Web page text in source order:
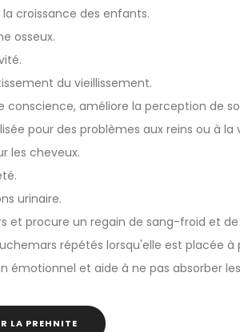
croissance des enfants.
osseux.
du vieillissement.
conscience, améliore la perception de
pour des problèmes aux reins ou à la
les cheveux.
urinaire.
et procure un regain de sang-froid et
répétés lorsqu'elle est placée
émotionnel et aide à ne pas absorber
LA PREHNITE